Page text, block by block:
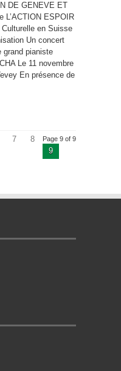
DE GENEVE ET
L’ACTION ESPOIR
Culturelle en Suisse
Un concert
grand pianiste
Le 11 novembre
En présence de
Page 9 of 9
7
8
9